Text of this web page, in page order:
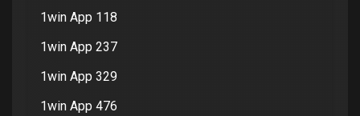
1win App 118
1win App 237
1win App 329
1win App 476